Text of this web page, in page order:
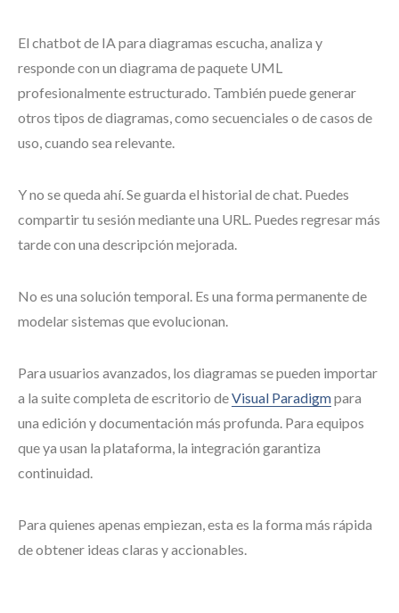
El chatbot de IA para diagramas escucha, analiza y
responde con un diagrama de paquete UML
profesionalmente estructurado. También puede generar
otros tipos de diagramas, como secuenciales o de casos de
uso, cuando sea relevante.
Y no se queda ahí. Se guarda el historial de chat. Puedes
compartir tu sesión mediante una URL. Puedes regresar más
tarde con una descripción mejorada.
No es una solución temporal. Es una forma permanente de
modelar sistemas que evolucionan.
Para usuarios avanzados, los diagramas se pueden importar
a la suite completa de escritorio deVisual Paradigmpara
una edición y documentación más profunda. Para equipos
que ya usan la plataforma, la integración garantiza
continuidad.
Para quienes apenas empiezan, esta es la forma más rápida
de obtener ideas claras y accionables.